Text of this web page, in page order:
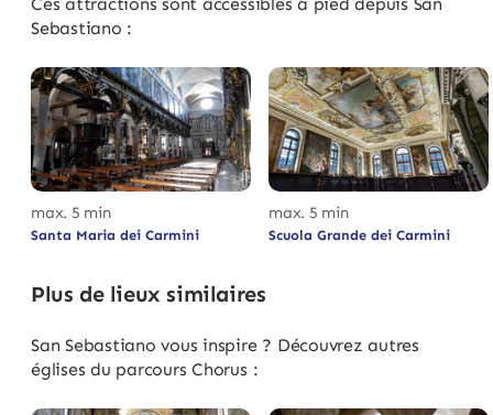
Sebastiano :
max. 5 min
Santa Maria dei Carmini
max. 5 min
Scuola Grande dei Carmini
Plus de lieux similaires
San Sebastiano vous inspire ? Découvrez autres
églises du parcours Chorus :